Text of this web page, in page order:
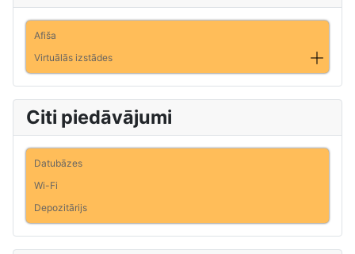
Afiša
Virtuālās izstādes
Citi piedāvājumi
Datubāzes
Wi-Fi
Depozitārijs